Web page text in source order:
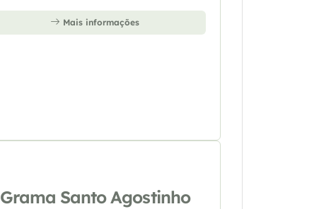
Mais informações
Grama Santo Agostinho